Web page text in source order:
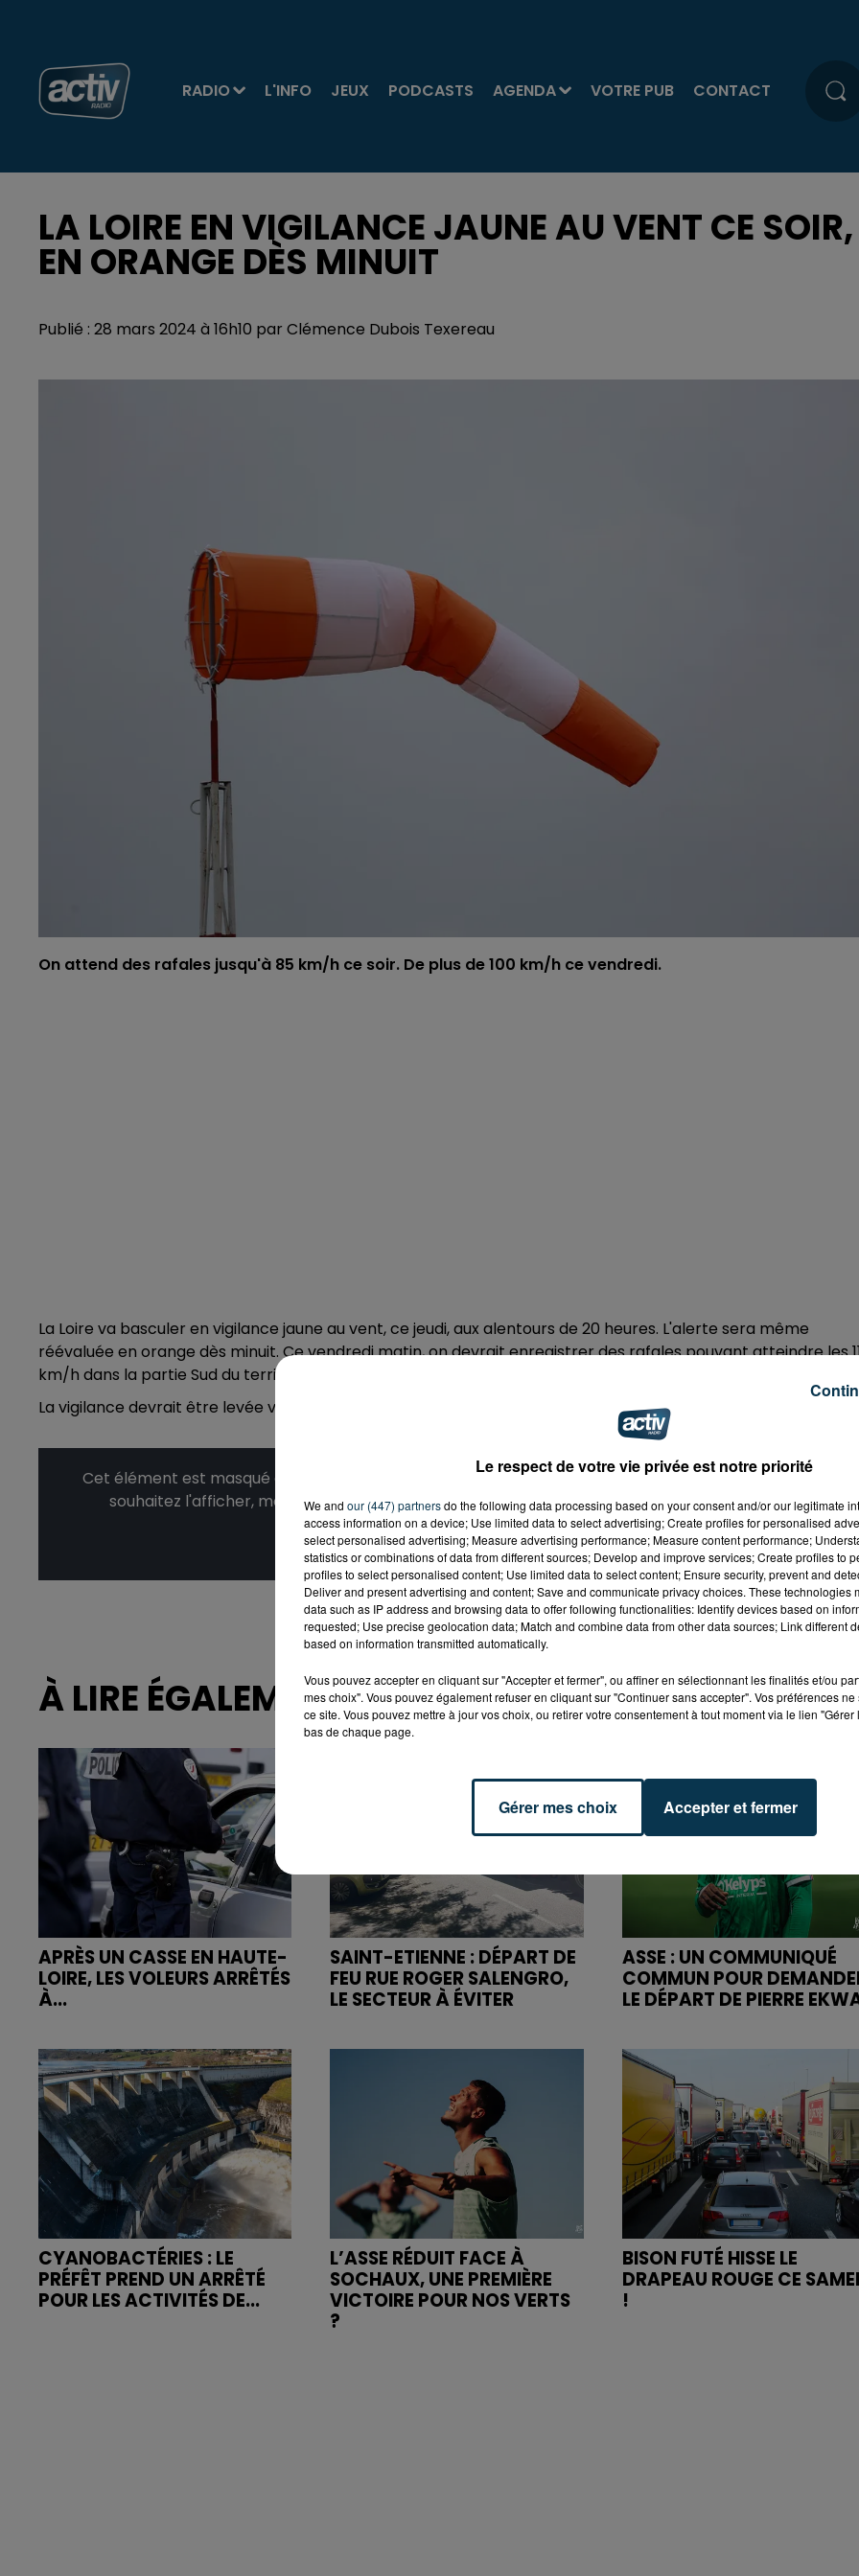
RADIO L'INFO JEUX PODCASTS AGENDA VOTRE PUB CONTACT
LA LOIRE EN VIGILANCE JAUNE AU VENT CE SOIR,
EN ORANGE DÈS MINUIT
Publié : 28 mars 2024 à 16h10 par Clémence Dubois Texereau
On attend des rafales jusqu'à 85 km/h ce soir. De plus de 100 km/h ce vendredi.
La Loire va basculer en vigilance jaune au vent, ce jeudi, aux alentours de 20 heures. L'alerte sera même
réévaluée en orange dès minuit. Ce vendredi matin, on devrait enregistrer des rafales pouvant atteindre les
km/h dans la partie Sud du territoire.
La vigilance devrait être levée vers 16 heures, ce vendredi.
Cet élément est masqué compte-tenu du refus du dépôt de cookies que vous avez exprimé. Si vous
souhaitez l'afficher, merci de nous donner votre accord en cliquant sur le bouton ci-dessous.
Afficher l'élément
À LIRE ÉGALEMENT
APRÈS UN CASSE EN HAUTE-
LOIRE, LES VOLEURS ARRÊTÉS
À...
SAINT-ETIENNE : DÉPART DE
FEU RUE ROGER SALENGRO,
LE SECTEUR À ÉVITER
ASSE : UN COMMUNIQUÉ
COMMUN POUR
LE DÉPART DE PIERRE
CYANOBACTÉRIES : LE
PRÉFÊT PREND UN ARRÊTÉ
POUR LES ACTIVITÉS DE...
L’ASSE RÉDUIT FACE À
SOCHAUX, UNE PREMIÈRE
VICTOIRE POUR NOS VERTS
?
BISON FUTÉ HISSE LE
DRAPEAU ROUGE CE
!
Le respect de votre vie privée est notre priorité
We and our (447) partnersdo the following data processing based on your consent and/or our legitimate
access information on a device; Use limited data to select advertising; Create profiles for personalised
select personalised advertising; Measure advertising performance; Measure content performance;
statistics or combinations of data from different sources; Develop and improve services; Create profiles to
profiles to select personalised content; Use limited data to select content; Ensure security, prevent and
Deliver and present advertising and content; Save and communicate privacy choices. These technologies
data such as IP address and browsing data to offer following functionalities: Identify devices based on
requested; Use precise geolocation data; Match and combine data from other data sources; Link different
based on information transmitted automatically.
Vous pouvez accepter en cliquant sur "Accepter et fermer", ou affiner en sélectionnant les finalités et/ou
mes choix". Vous pouvez également refuser en cliquant sur "Continuer sans accepter". Vos préférences
ce site. Vous pouvez mettre à jour vos choix, ou retirer votre consentement à tout moment via le lien
bas de chaque page.
Gérer mes choix Accepter et fermer